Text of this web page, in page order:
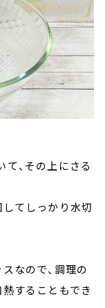
、その上にさる
てしっかり水切
なので、調理の
することもでき